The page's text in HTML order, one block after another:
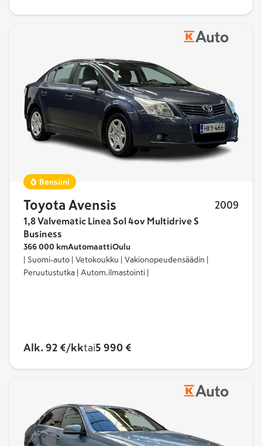
Bensiini
Toyota Avensis 2009
1,8 Valvematic Linea Sol 4ov Multidrive S
Business
366 000 kmAutomaattiOulu
| Suomi-auto | Vetokoukku | Vakionopeudensäädin |
Peruutustutka | Autom.ilmastointi |
Alk. 92 €/kktai5 990 €